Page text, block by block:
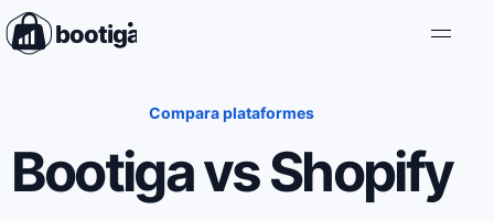
Vés al contingut
navigation
Compara plataformes
Bootiga vs Shopify